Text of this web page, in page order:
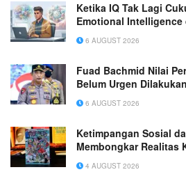
Ketika IQ Tak Lagi
Emotional Intelligence
6 AUGUST 2026
Fuad Bachmid Nilai
Belum Urgen Dilakukan
6 AUGUST 2026
Ketimpangan Sosial
Membongkar Realitas
4 AUGUST 2026